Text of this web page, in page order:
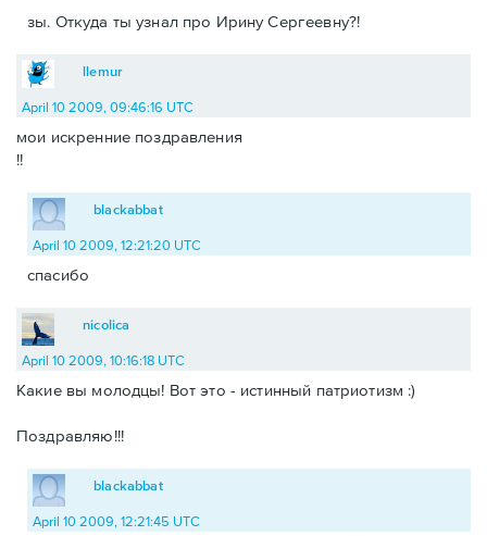
зы. Откуда ты узнал про Ирину Сергеевну?!
llemur
April 10 2009, 09:46:16 UTC
мои искренние поздравления
!!
blackabbat
April 10 2009, 12:21:20 UTC
спасибо
nicolica
April 10 2009, 10:16:18 UTC
Какие вы молодцы! Вот это - истинный патриотизм :)
Поздравляю!!!
blackabbat
April 10 2009, 12:21:45 UTC